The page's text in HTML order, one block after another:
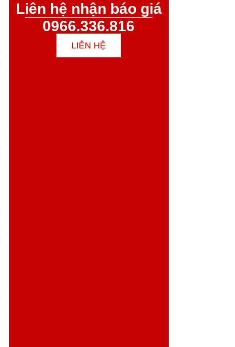
Liên hệ nhận báo giá
0966.336.816
LIÊN HỆ